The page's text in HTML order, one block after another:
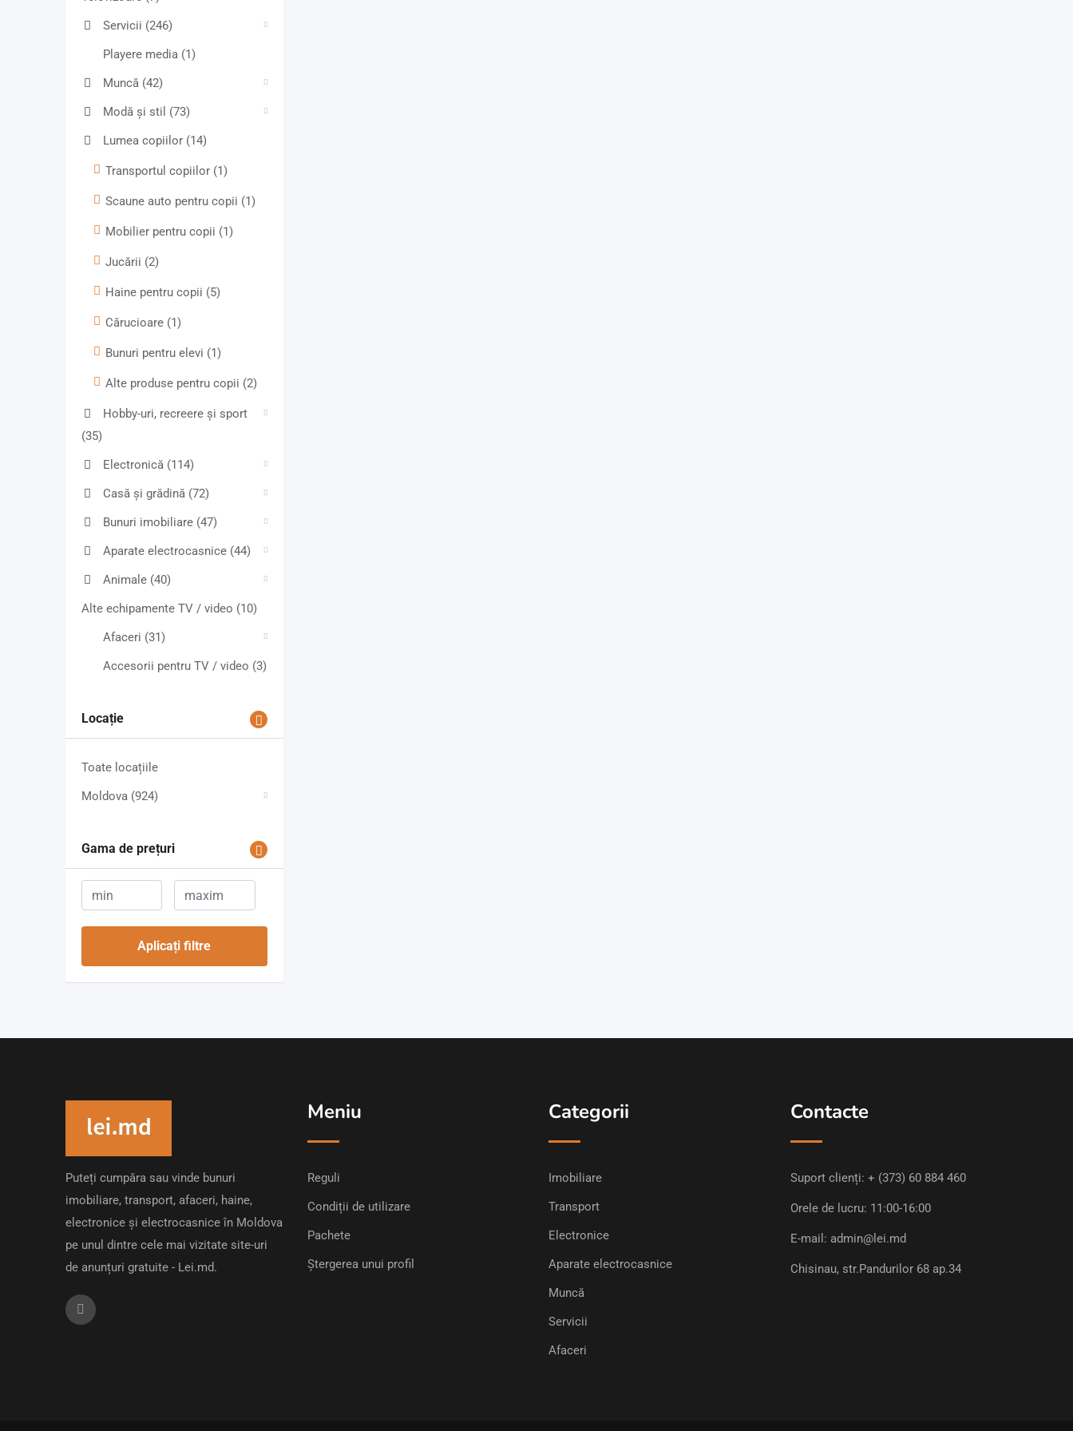
Servicii (246)
Playere media (1)
Muncă (42)
Modă și stil (73)
Lumea copiilor (14)
Transportul copiilor (1)
Scaune auto pentru copii (1)
Mobilier pentru copii (1)
Jucării (2)
Haine pentru copii (5)
Cărucioare (1)
Bunuri pentru elevi (1)
Alte produse pentru copii (2)
Hobby-uri, recreere și sport
(35)
Electronică (114)
Casă și grădină (72)
Bunuri imobiliare (47)
Aparate electrocasnice (44)
Animale (40)
Alte echipamente TV / video (10)
Afaceri (31)
Accesorii pentru TV / video (3)
Locație
Toate locațiile
Moldova (924)
Gama de prețuri
Aplicați filtre
Puteți cumpăra sau vinde bunuri
imobiliare, transport, afaceri, haine,
electronice și electrocasnice în Moldova
pe unul dintre cele mai vizitate site-uri
de anunțuri gratuite - Lei.md.
Meniu
Reguli
Condiții de utilizare
Pachete
Ștergerea unui profil
Categorii
Imobiliare
Transport
Electronice
Aparate electrocasnice
Muncă
Servicii
Afaceri
Contacte
Suport clienți: + (373) 60 884 460
Orele de lucru: 11:00-16:00
E-mail: admin@lei.md
Chisinau, str.Pandurilor 68 ap.34